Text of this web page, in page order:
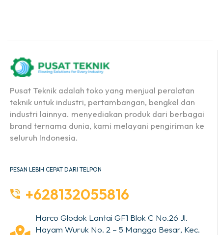
Pusat Teknik adalah toko yang menjual peralatan
teknik untuk industri, pertambangan, bengkel dan
industri lainnya. menyediakan produk dari berbagai
brand ternama dunia, kami melayani pengiriman ke
seluruh Indonesia.
PESAN LEBIH CEPAT DARI TELPON
+628132055816
Harco Glodok Lantai GF1 Blok C No.26 Jl.
Hayam Wuruk No. 2 – 5 Mangga Besar, Kec.